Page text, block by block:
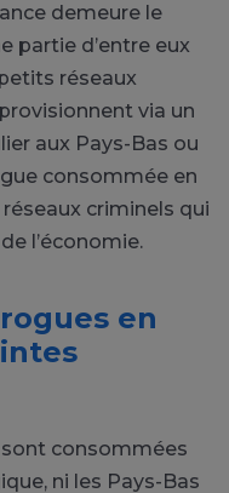
demeure le
partie d’entre eux
réseaux
via un
aux Pays-Bas ou
consommée en
criminels qui
l’économie.
en
sont consommées
ni les Pays-Bas